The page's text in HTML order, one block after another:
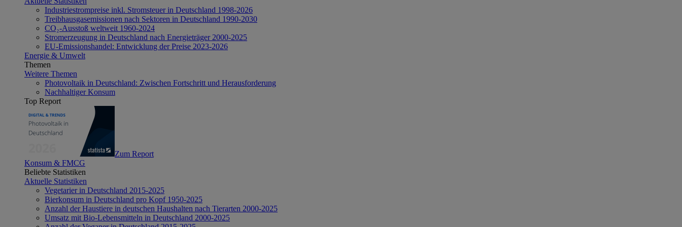
Industriestrompreise inkl. Stromsteuer in Deutschland 1998-2026
Treibhausgasemissionen nach Sektoren in Deutschland 1990-2030
CO₂-Ausstoß weltweit 1960-2024
Stromerzeugung in Deutschland nach Energieträger 2000-2025
EU-Emissionshandel: Entwicklung der Preise 2023-2026
Energie & Umwelt
Themen
Weitere Themen
Photovoltaik in Deutschland: Zwischen Fortschritt und Herausforderung
Nachhaltiger Konsum
Top Report
Zum Report
Konsum & FMCG
Beliebte Statistiken
Aktuelle Statistiken
Vegetarier in Deutschland 2015-2025
Bierkonsum in Deutschland pro Kopf 1950-2025
Anzahl der Haustiere in deutschen Haushalten nach Tierarten 2000-2025
Umsatz mit Bio-Lebensmitteln in Deutschland 2000-2025